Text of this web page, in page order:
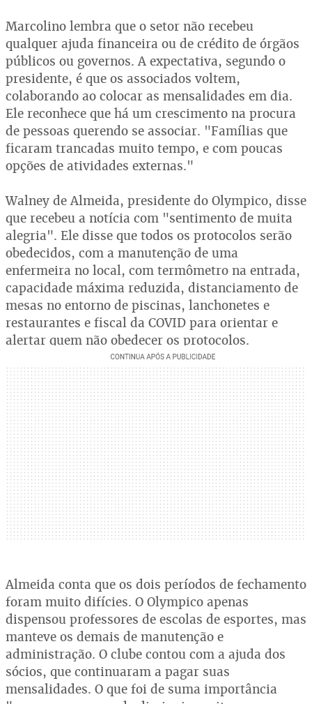
Marcolino lembra que o setor não recebeu
qualquer ajuda financeira ou de crédito de órgãos
públicos ou governos. A expectativa, segundo o
presidente, é que os associados voltem,
colaborando ao colocar as mensalidades em dia.
Ele reconhece que há um crescimento na procura
de pessoas querendo se associar. "Famílias que
ficaram trancadas muito tempo, e com poucas
opções de atividades externas."
Walney de Almeida, presidente do Olympico, disse
que recebeu a notícia com "sentimento de muita
alegria". Ele disse que todos os protocolos serão
obedecidos, com a manutenção de uma
enfermeira no local, com termômetro na entrada,
capacidade máxima reduzida, distanciamento de
mesas no entorno de piscinas, lanchonetes e
restaurantes e fiscal da COVID para orientar e
alertar quem não obedecer os protocolos.
Almeida conta que os dois períodos de fechamento
foram muito difícies. O Olympico apenas
dispensou professores de escolas de esportes, mas
manteve os demais de manutenção e
administração. O clube contou com a ajuda dos
sócios, que continuaram a pagar suas
mensalidades. O que foi de suma importância